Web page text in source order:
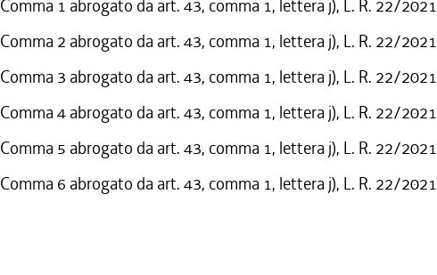
Comma 1 abrogato da art. 43, comma 1, lettera j), L. R. 22/2021
Comma 2 abrogato da art. 43, comma 1, lettera j), L. R. 22/2021
Comma 3 abrogato da art. 43, comma 1, lettera j), L. R. 22/2021
Comma 4 abrogato da art. 43, comma 1, lettera j), L. R. 22/2021
Comma 5 abrogato da art. 43, comma 1, lettera j), L. R. 22/2021
Comma 6 abrogato da art. 43, comma 1, lettera j), L. R. 22/2021